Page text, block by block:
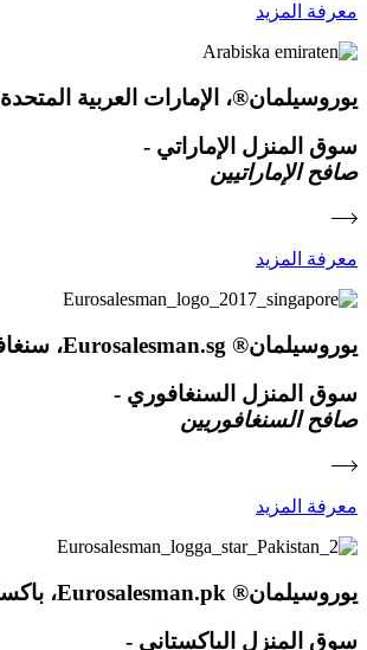
معرفة المزيد
يوروسيلمان®، الإمارات العربية المتحدة
سوق المنزل الإماراتي -
صافح الإماراتيين
معرفة المزيد
يوروسيلمان® Eurosalesman.sg، سنغافورة
سوق المنزل السنغافوري -
صافح السنغافوريين
معرفة المزيد
يوروسيلمان® Eurosalesman.pk، باكستان
سوق المنزل الباكستاني -